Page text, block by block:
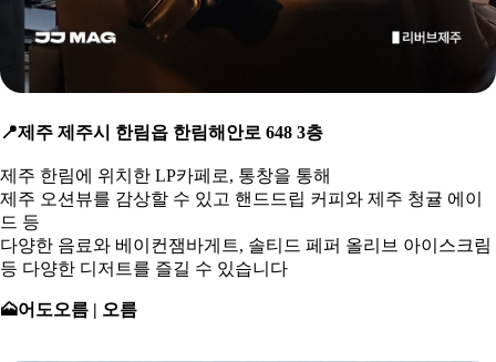
📍제주 제주시 한림읍 한림해안로 648 3층
제주 한림에 위치한 LP카페로, 통창을 통해
제주 오션뷰를 감상할 수 있고 핸드드립 커피와 제주 청귤 에이
드 등
다양한 음료와 베이컨잼바게트, 솔티드 페퍼 올리브 아이스크림
등 다양한 디저트를 즐길 수 있습니다
🗻어도오름 | 오름